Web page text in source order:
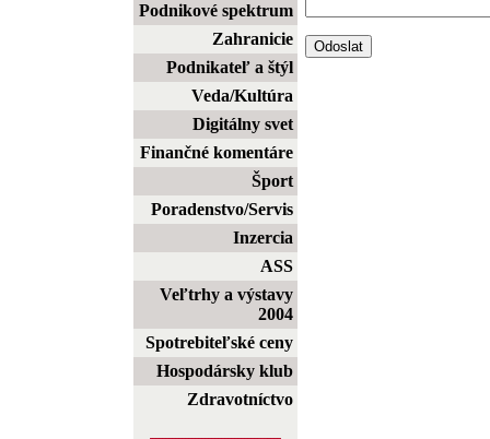
Podnikové spektrum
Zahranicie
Podnikateľ a štýl
Veda/Kultúra
Digitálny svet
Finančné komentáre
Šport
Poradenstvo/Servis
Inzercia
ASS
Veľtrhy a výstavy
2004
Spotrebiteľské ceny
Hospodársky klub
Zdravotníctvo